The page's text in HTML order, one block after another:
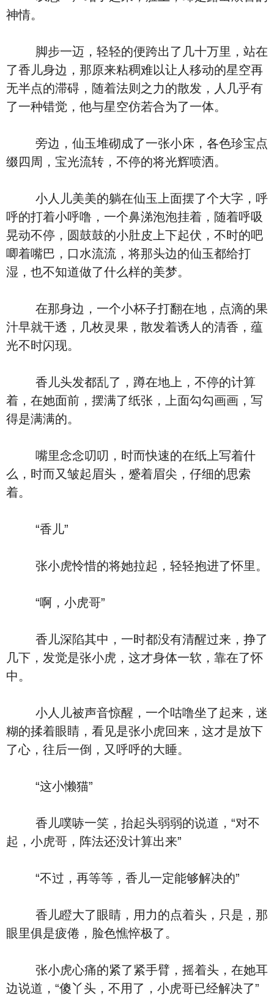
神情。
脚步一迈，轻轻的便跨出了几十万里，站在
了香儿身边，那原来粘稠难以让人移动的星空再
无半点的滞碍，随着法则之力的散发，人几乎有
了一种错觉，他与星空仿若合为了一体。
旁边，仙玉堆砌成了一张小床，各色珍宝点
缀四周，宝光流转，不停的将光辉喷洒。
小人儿美美的躺在仙玉上面摆了个大字，呼
呼的打着小呼噜，一个鼻涕泡泡挂着，随着呼吸
晃动不停，圆鼓鼓的小肚皮上下起伏，不时的吧
唧着嘴巴，口水流流，将那头边的仙玉都给打
湿，也不知道做了什么样的美梦。
在那身边，一个小杯子打翻在地，点滴的果
汁早就干透，几枚灵果，散发着诱人的清香，蕴
光不时闪现。
香儿头发都乱了，蹲在地上，不停的计算
着，在她面前，摆满了纸张，上面勾勾画画，写
得是满满的。
嘴里念念叨叨，时而快速的在纸上写着什
么，时而又皱起眉头，蹙着眉尖，仔细的思索
着。
“香儿”
张小虎怜惜的将她拉起，轻轻抱进了怀里。
“啊，小虎哥”
香儿深陷其中，一时都没有清醒过来，挣了
几下，发觉是张小虎，这才身体一软，靠在了怀
中。
小人儿被声音惊醒，一个咕噜坐了起来，迷
糊的揉着眼睛，看见是张小虎回来，这才是放下
了心，往后一倒，又呼呼的大睡。
“这小懒猫”
香儿噗哧一笑，抬起头弱弱的说道，“对不
起，小虎哥，阵法还没计算出来”
“不过，再等等，香儿一定能够解决的”
香儿瞪大了眼睛，用力的点着头，只是，那
眼里俱是疲倦，脸色憔悴极了。
张小虎心痛的紧了紧手臂，摇着头，在她耳
边说道，“傻丫头，不用了，小虎哥已经解决了”